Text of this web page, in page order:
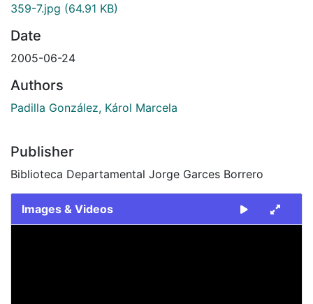
359-7.jpg (64.91 KB)
Date
2005-06-24
Authors
Padilla González, Károl Marcela
Publisher
Biblioteca Departamental Jorge Garces Borrero
Images & Videos